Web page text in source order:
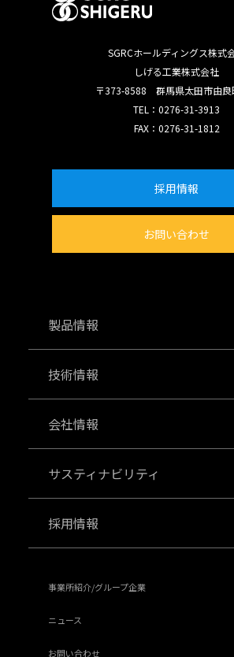
SGRCホールディングス株式
しげる工業株式会社
〒373-8588 群馬県太田市由良
TEL：0276-31-3913
FAX：0276-31-1812
採用情報
お問い合わせ
製品情報
技術情報
会社情報
サスティナビリティ
採用情報
事業所紹介/グループ企業
ニュース
お問い合わせ